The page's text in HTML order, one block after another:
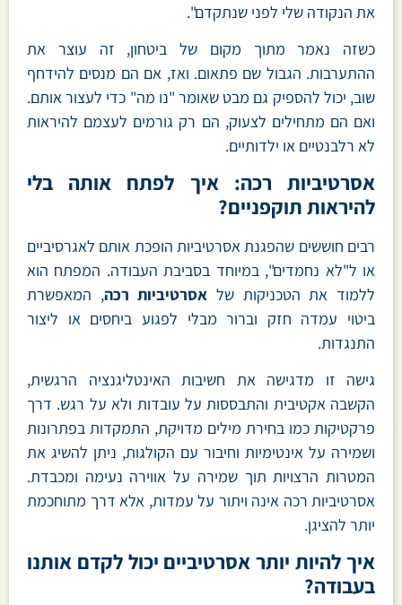
את הנקודה שלי לפני שנתקדם".
כשזה נאמר מתוך מקום של ביטחון, זה עוצר את
ההתערבות. הגבול שם פתאום. ואז, אם הם מנסים להידחף
שוב, יכול להספיק גם מבט שאומר "נו מה" כדי לעצור אותם.
ואם הם מתחילים לצעוק, הם רק גורמים לעצמם להיראות
לא רלבנטיים או ילדותיים.
אסרטיביות רכה: איך לפתח אותה בלי
להיראות תוקפניים?
רבים חוששים שהפגנת אסרטיביות הופכת אותם לאגרסיביים
או ל"לא נחמדים", במיוחד בסביבת העבודה. המפתח הוא
ללמוד את הטכניקות של אסרטיביות רכה, המאפשרת
ביטוי עמדה חזק וברור מבלי לפגוע ביחסים או ליצור
התנגדות.
גישה זו מדגישה את חשיבות האינטליגנציה הרגשית,
הקשבה אקטיבית והתבססות על עובדות ולא על רגש. דרך
פרקטיקות כמו בחירת מילים מדויקת, התמקדות בפתרונות
ושמירה על אינטימיות וחיבור עם הקולגות, ניתן להשיג את
המטרות הרצויות תוך שמירה על אווירה נעימה ומכבדת.
אסרטיביות רכה אינה ויתור על עמדות, אלא דרך מתוחכמת
יותר להציגן.
איך להיות יותר אסרטיביים יכול לקדם אותנו
בעבודה?